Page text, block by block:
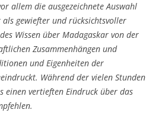
allem die ausgezeichnete Auswahl
gewiefter und rücksichtsvoller
Wissen über Madagaskar von der
Zusammenhängen und
und Eigenheiten der
Während der vielen Stunden
einen vertieften Eindruck über das